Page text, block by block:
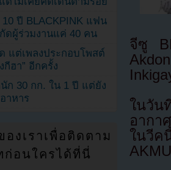
จีซู
ในวัน
อากา
ในวีค
ปี BLACKPINK แฟน
ดผู้ร่วมงานแค่ 40 คน
แต่เพลงประกอบโพสต์
ฮา” อีกครั้ง
ก 30 กก. ใน 1 ปี แต่ยัง
าหาร
งเราเพื่อติดตาม
ก่อนใครได้ที่นี่